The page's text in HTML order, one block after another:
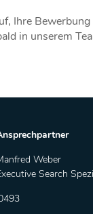
Weber
Search
Ihre Bewerbung
in unserem